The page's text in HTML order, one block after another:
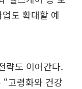
도 확대할 예
략도 이어간다.
고령화와 건강